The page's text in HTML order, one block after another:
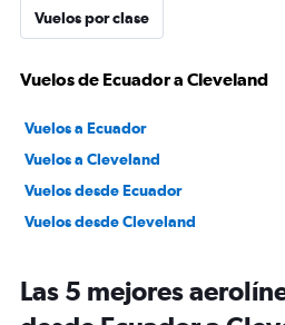
Vuelos por clase
Vuelos de Ecuador a Cleveland
Vuelos a Ecuador
Vuelos a Cleveland
Vuelos desde Ecuador
Vuelos desde Cleveland
Las 5 mejores